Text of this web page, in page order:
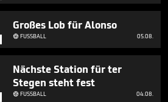
Großes Lob für Alonso
FUSSBALL 05.08.
Nächste Station für ter
Stegen steht fest
FUSSBALL 04.08.